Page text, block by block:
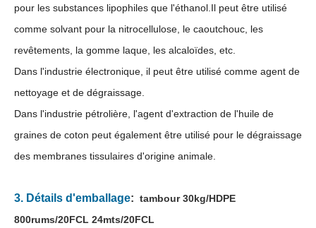
Acétate d'éthyle de produits pharmaceutiques de qualité médicale Crystal
pour les substances lipophiles que l'éthanol.Il peut être utilisé
comme solvant pour la nitrocellulose, le caoutchouc, les
revêtements, la gomme laque, les alcaloïdes, etc.
Dans l'industrie électronique, il peut être utilisé comme agent de
nettoyage et de dégraissage.
Dans l'industrie pétrolière, l'agent d'extraction de l'huile de
graines de coton peut également être utilisé pour le dégraissage
des membranes tissulaires d'origine animale.
3. Détails d'emballage: tambour 30kg/HDPE
800rums/20FCL 24mts/20FCL